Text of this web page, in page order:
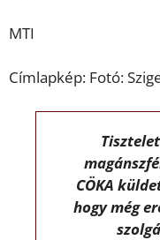
MTI
Címlapkép: Fotó:
CÖKA
hogy még